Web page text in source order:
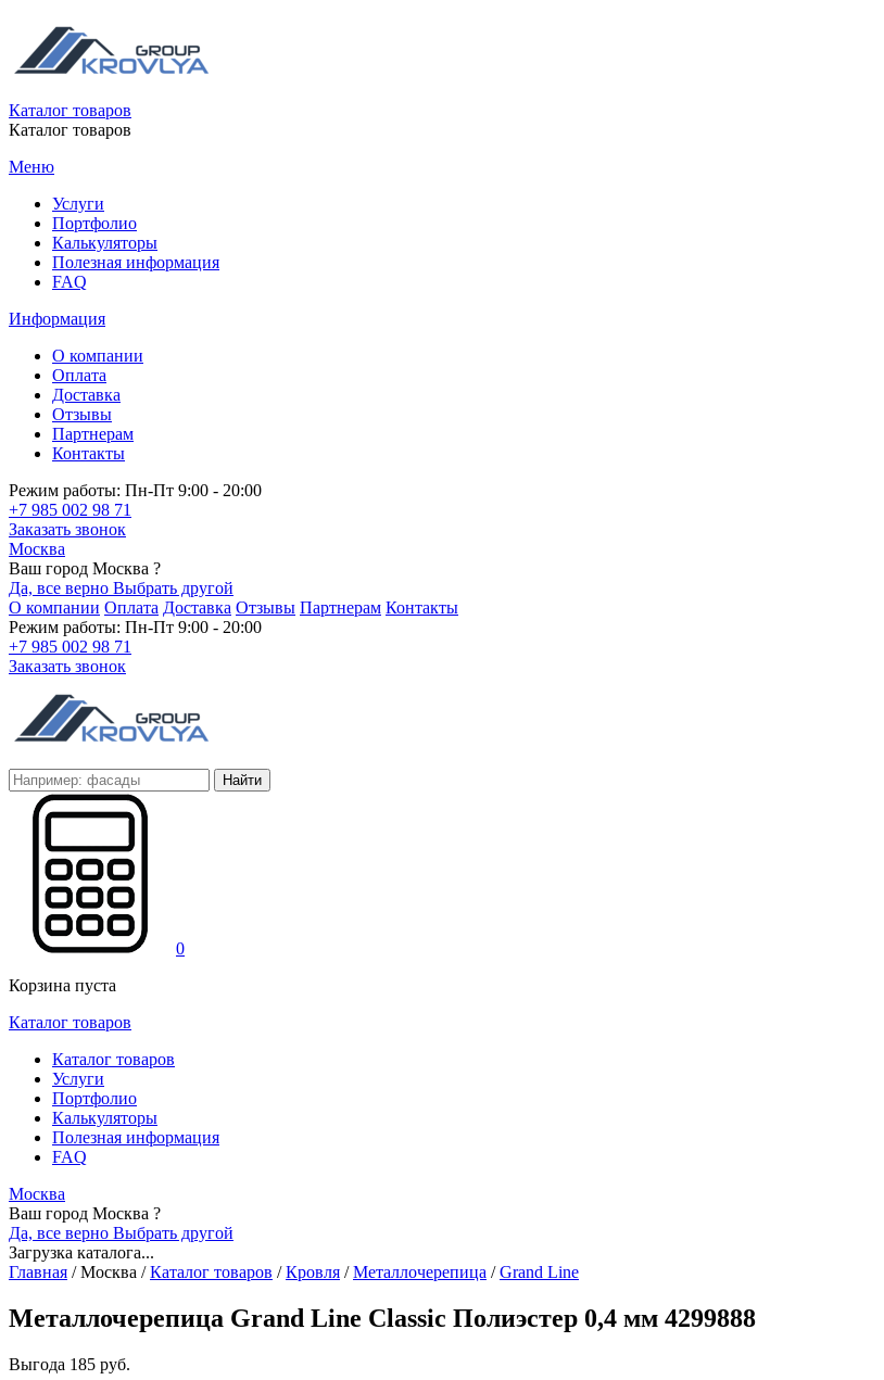
Каталог товаров
Каталог товаров
Меню
Услуги
Портфолио
Калькуляторы
Полезная информация
FAQ
Информация
О компании
Оплата
Доставка
Отзывы
Партнерам
Контакты
Режим работы: Пн-Пт 9:00 - 20:00
+7 985 002 98 71
Заказать звонок
Москва
Ваш город Москва ?
Да, все верно Выбрать другой
О компании Оплата Доставка Отзывы Партнерам Контакты
Режим работы: Пн-Пт 9:00 - 20:00
+7 985 002 98 71
Заказать звонок
Найти
0
Корзина пуста
Каталог товаров
Каталог товаров
Услуги
Портфолио
Калькуляторы
Полезная информация
FAQ
Москва
Ваш город Москва ?
Да, все верно Выбрать другой
Загрузка каталога...
Главная /Москва / Каталог товаров / Кровля / Металлочерепица / Grand Line
Металлочерепица Grand Line Classic Полиэстер 0,4 мм 4299888
Выгода 185 руб.